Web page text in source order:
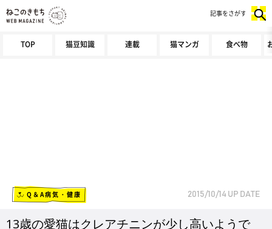
TOP 猫豆知識 連載 猫マンガ 食べ物
記事をさがす
Q＆A病気・健康 2015/10/14 UP DATE
13歳の愛猫はクレアチニンが少し高いようで